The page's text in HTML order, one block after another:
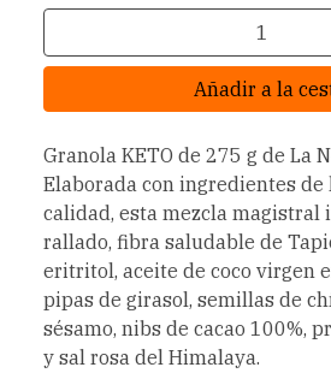
Añadir a la
Granola KETO de 275 g de La
Elaborada con ingredientes de
calidad, esta mezcla magistral
rallado, fibra saludable de
eritritol, aceite de coco virgen
pipas de girasol, semillas de
sésamo, nibs de cacao 100%,
y sal rosa del Himalaya.